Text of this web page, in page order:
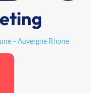
- Auvergne Rhone